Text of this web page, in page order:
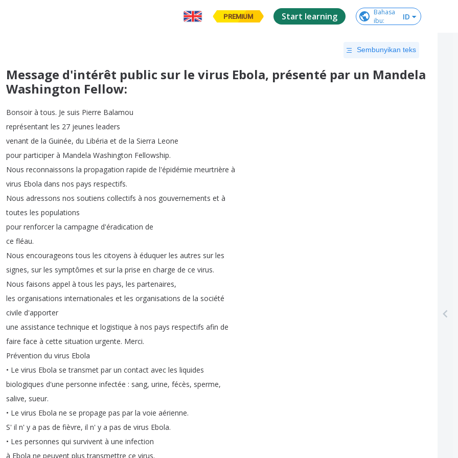
PREMIUM Start learning
Bahasa
ibu: ID
Sembunyikan teks
Message d'intérêt public sur le virus Ebola, présenté par un Mandela
Washington Fellow:
Bonsoir à tous. Je suis Pierre Balamou
représentant les 27 jeunes leaders
venant de la Guinée, du Libéria et de la Sierra Leone
pour participer à Mandela Washington Fellowship.
Nous reconnaissons la propagation rapide de l'épidémie meurtrière à
virus Ebola dans nos pays respectifs.
Nous adressons nos soutiens collectifs à nos gouvernements et à
toutes les populations
pour renforcer la campagne d'éradication de
ce fléau.
Nous encourageons tous les citoyens à éduquer les autres sur les
signes, sur les symptômes et sur la prise en charge de ce virus.
Nous faisons appel à tous les pays, les partenaires,
les organisations internationales et les organisations de la société
civile d'apporter
une assistance technique et logistique à nos pays respectifs afin de
faire face à cette situation urgente. Merci.
Prévention du virus Ebola
• Le virus Ebola se transmet par un contact avec les liquides
biologiques d'une personne infectée : sang, urine, fécès, sperme,
salive, sueur.
• Le virus Ebola ne se propage pas par la voie aérienne.
S' il n' y a pas de fièvre, il n' y a pas de virus Ebola.
• Les personnes qui survivent à une infection
à Ebola ne peuvent plus transmettre ce virus.